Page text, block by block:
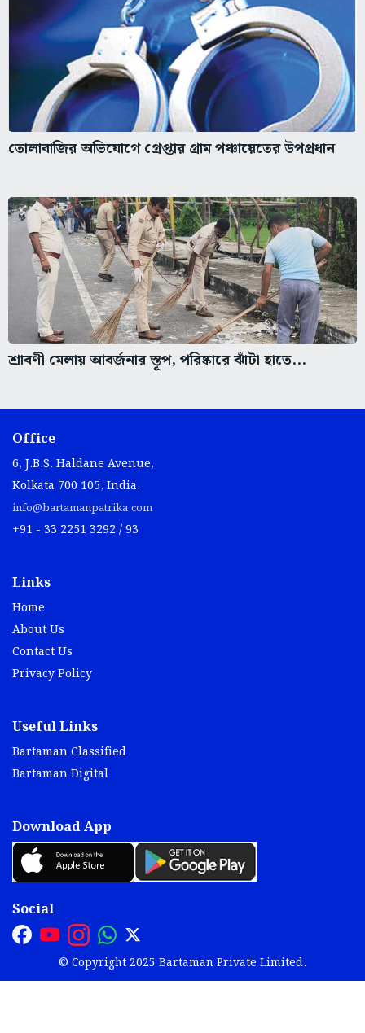
তোলাবাজির অভিযোগে গ্রেপ্তার গ্রাম পঞ্চায়েতের উপপ্রধান
শ্রাবণী মেলায় আবর্জনার স্তূপ, পরিষ্কারে ঝাঁটা হাতে...
Office
6, J.B.S. Haldane Avenue,
Kolkata 700 105, India.
info@bartamanpatrika.com
+91 - 33 2251 3292 / 93
Links
Home
About Us
Contact Us
Privacy Policy
Useful Links
Bartaman Classified
Bartaman Digital
Download App
Social
© Copyright 2025 Bartaman Private Limited.